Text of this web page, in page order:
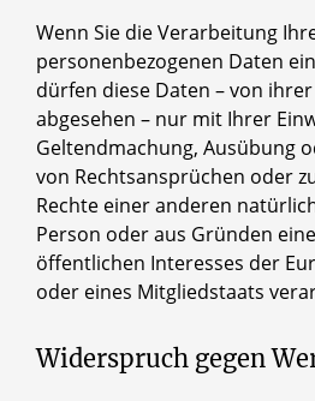
Wenn Sie die Verarbeitung
personenbezogenen Daten
dürfen diese Daten – von
abgesehen – nur mit Ihrer
Geltendmachung, Ausübung
von Rechtsansprüchen oder
Rechte einer anderen
Person oder aus Gründen
öffentlichen Interesses der
oder eines Mitgliedstaats
Widerspruch gegen